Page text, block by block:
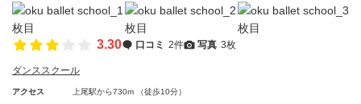
3.30 口コミ 2件 写真 3枚
ダンススクール
アクセス 上尾駅から730m （徒歩10分）